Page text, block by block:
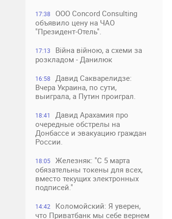
17:38
ООО Concord Consulting
объявило цену на ЧАО
"Президент-Отель".
17:13
Війна війною, а схеми за
розкладом - Данилюк
16:58
Давид Сакварелидзе:
Вчера Украина, по сути,
выиграла, а Путин проиграл.
18:41
Давид Арахамия про
очередные обстрелы на
Донбассе и эвакуацию граждан
России.
18:05
Железняк: "С 5 марта
обязательны токены для всех,
вместо текущих электронных
подписей."
14:42
Коломойский: Я уверен,
что Приватбанк мы себе вернем